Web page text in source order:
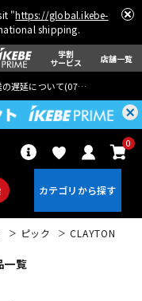
"https://global.ikebe-
shipping.
学割
サービス 店舗一覧
の遅延について(07月29日
0
ピック CLAYTON
一覧